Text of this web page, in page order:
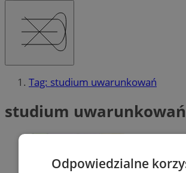
Tag: studium uwarunkowań
studium
Odpowiedzialne